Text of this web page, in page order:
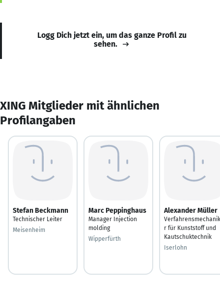
Logg Dich jetzt ein, um das ganze Profil zu
sehen.
XING Mitglieder mit ähnlichen
Profilangaben
Stefan Beckmann
Technischer Leiter
Meisenheim
Marc Peppinghaus
Manager Injection
molding
Wipperfürth
Alexander Müller
r für Kunststoff und
Kautschuktechnik
Iserlohn